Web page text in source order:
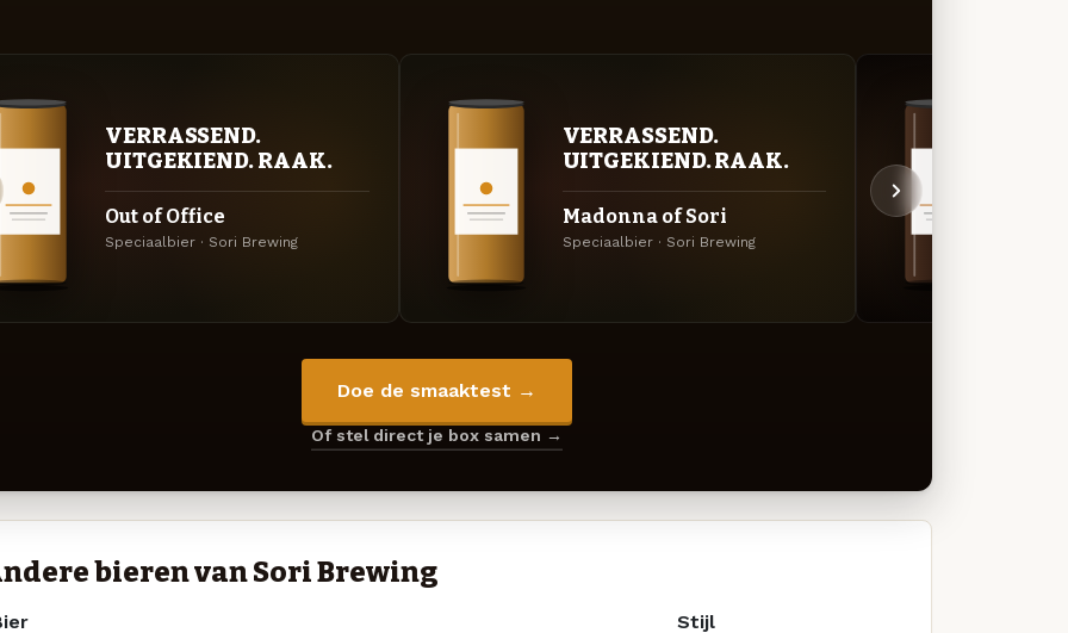
VERRASSEND.
UITGEKIEND. RAAK.
Out of Office
Speciaalbier · Sori Brewing
VERRASSEND.
UITGEKIEND. RAAK.
Madonna of Sori
Speciaalbier · Sori Brewing
Doe de smaaktest →
Of stel direct je box samen →
bieren van Sori Brewing
Stijl